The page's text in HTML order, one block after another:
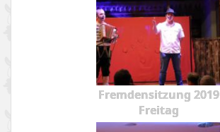
Fremdensitzung 2019
Freitag